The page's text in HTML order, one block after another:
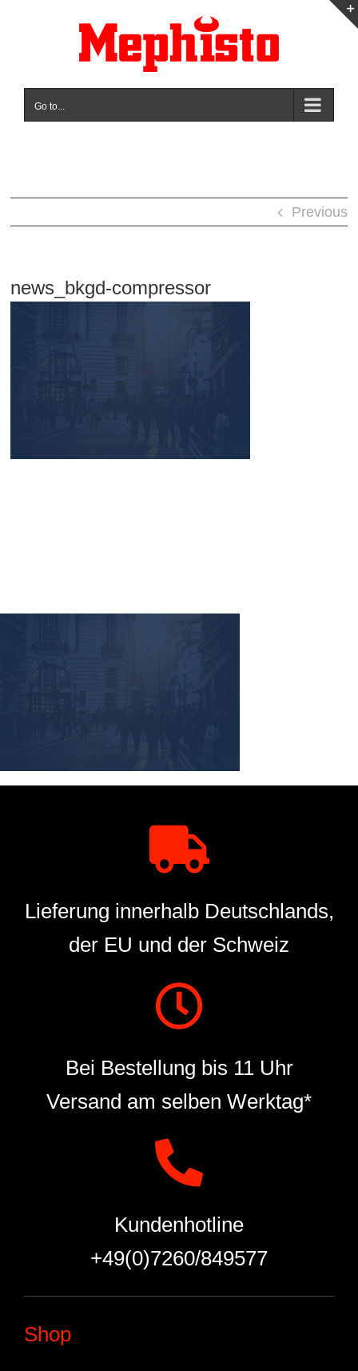
Go to...
Previous
news_bkgd-compressor
Lieferung innerhalb Deutschlands,
der EU und der Schweiz
Bei Bestellung bis 11 Uhr
Versand am selben Werktag*
Kundenhotline
+49(0)7260/849577
Shop